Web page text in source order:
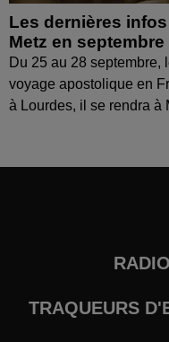
Les dernières
Metz en septembre
Du 25 au 28 septembre,
voyage apostolique en
à Lourdes, il se rendra à
RADIO
TRAQUEURS